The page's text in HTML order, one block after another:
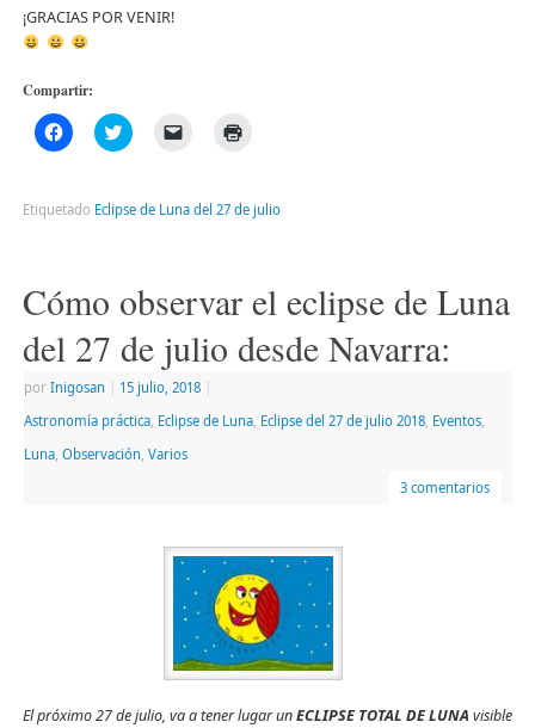
¡GRACIAS POR VENIR!
Compartir:
Haz
clic
Facebook
(Se
nueva)
Haz
clic
Twitter
(Se
nueva)
enlace
por
amigo
(Se
en
una
ventana
nueva)
abre
en
Etiquetado Eclipse de Luna del 27 de julio
Cómo observar el eclipse de Luna
del 27 de julio desde Navarra:
por Inigosan 15 julio, 2018
Astronomía práctica, Eclipse de Luna, Eclipse del 27 de julio 2018, Eventos,
Luna, Observación Varios
3 comentarios
El próximo 27 de julio, va a tener lugar unECLIPSE TOTAL DE LUNA visible